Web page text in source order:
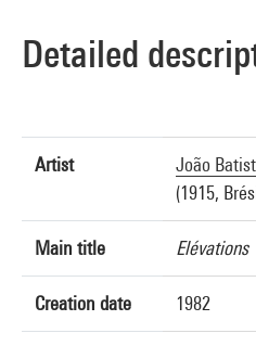
Detailed
Artist
João
(1915,
Main title Elévations
Creation date 1982